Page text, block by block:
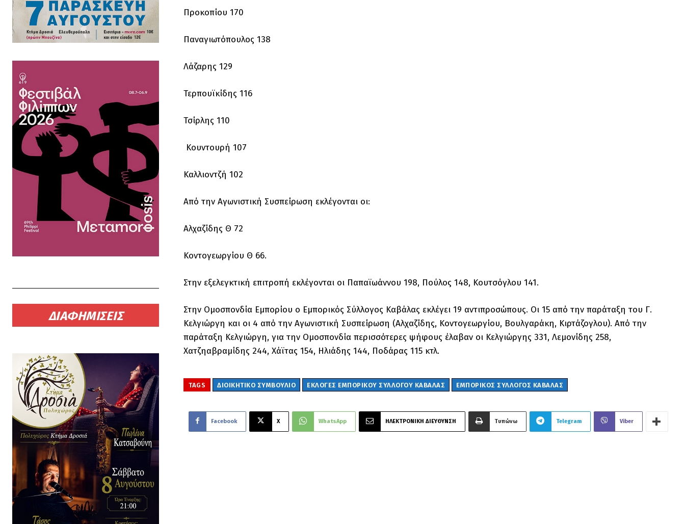
ΔΙΑΦΗΜΙΣΕΙΣ
Προκοπίου 170
Παναγιωτόπουλος 138
Λάζαρης 129
Τερπουϊκίδης 116
Τσίρλης 110
Κουντουρή 107
Καλλιοντζή 102
Από την Αγωνιστική Συσπείρωση εκλέγονται οι:
Αλχαζίδης Θ 72
Κοντογεωργίου Θ 66.
Στην εξελεγκτική επιτροπή εκλέγονται οι Παπαϊωάννου 198, Πούλος 148, Κουτσόγλου 141.
Στην Ομοσπονδία Εμπορίου ο Εμπορικός Σύλλογος Καβάλας εκλέγει 19 αντιπροσώπους. Οι 15 από την παράταξη του Γ.
Κελγιώργη και οι 4 από την Αγωνιστική Συσπείρωση (Αλχαζίδης, Κοντογεωργίου, Βουλγαράκη, Κιρτάζογλου). Από την
παράταξη Κελγιώργη, για την Ομοσπονδία περισσότερες ψήφους έλαβαν οι Κελγιώργης 331, Λεμονίδης 258,
Χατζηαβραμίδης 244, Χάϊτας 154, Ηλιάδης 144, Ποδάρας 115 κτλ.
TAGS ΔΙΟΙΚΗΤΙΚΟ ΣΥΜΒΟΥΛΙΟ ΕΚΛΟΓΕΣ ΕΜΠΟΡΙΚΟΥ ΣΥΛΛΟΓΟΥ ΚΑΒΑΛΑΣ ΕΜΠΟΡΙΚΟΣ ΣΥΛΛΟΓΟΣ ΚΑΒΑΛΑΣ
Facebook X WhatsApp ΗΛΕΚΤΡΟΝΙΚΗ ΔΙΕΥΘΥΝΣΗ Τυπώνω Telegram Viber